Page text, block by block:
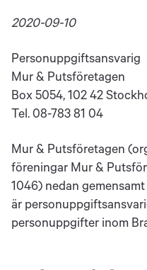
2020-09-10
Personuppgiftsansvarig
Mur & Putsföretagen
Box 5054, 102 42
Tel. 08-783 81 04
Mur & Putsföretagen
föreningar Mur &
1046) nedan
är
personuppgifter inom